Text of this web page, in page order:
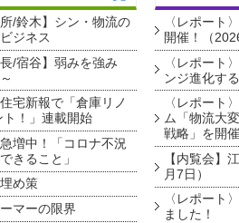
/鈴木】シン・物流の
ジネス
/宿谷】弱みを強み
宅新報で「倉庫リノ
！」連載開始
増中！「コロナ不況
きること」
め策
マーの限界
〈レポート
開催！（
〈レポート
ンジ進化す
〈レポート
ム「物流大
戦略」を開
【内覧会】
月7日）
〈レポート
ました！